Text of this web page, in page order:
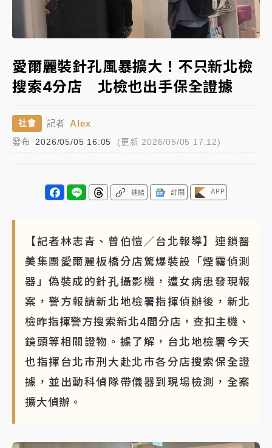
周末精選｜
苯駢芘無安全攝取值！致癌苦茶油下肚 毒
物醫籲多吃蔬果代謝
究！遭監委質疑
周末精選｜
員工犯案 破案關鍵曝
Loaded
78.00%
愛爾麗裝針孔風暴擴大！不只新北檢
搜索4分店 北檢也出手保全證據
社會 記者 Alex
發布 2026/05/05 16:05 (更新 2026/05/05 17:12)
連結 訂閱 APP
【記者林志青、曾伯愷／台北報導】連鎖醫
美集團愛爾麗板橋分店驚爆裝設「煙霧偵測
器」偽裝成的針孔攝影機，遭女病患發現報
案，警方報請新北地檢署指揮偵辦後，新北
檢昨指揮警方搜索新北4間分店，查扣主機、
鏡頭等相關證物。據了解，台北地檢署今天
也指揮台北市刑大赴北市各分店搜索保全證
據，並出動科偵隊帶儀器到現場檢測，全案
擴大偵辦。